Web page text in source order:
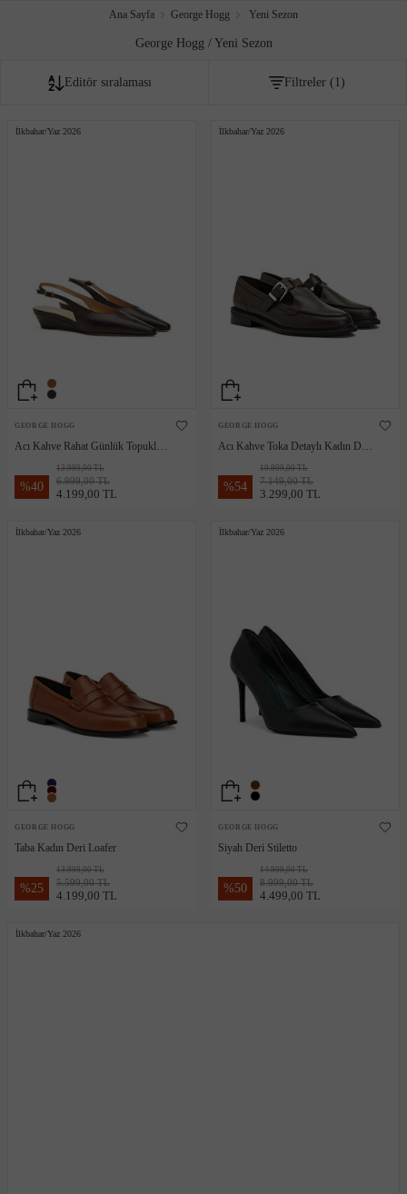
Ana Sayfa George Hogg Yeni Sezon
George Hogg / Yeni Sezon
Editör sıralaması
Akıllı sıralama
Yeni Eklenenler
Filtreler(1)
İlkbahar/Yaz 2026
GEORGE HOGG
Acı Kahve Rahat Günlük Topuklu
%40
13.999,00 TL
6.999,00 TL
4.199,00 TL
İlkbahar/Yaz 2026
GEORGE HOGG
Acı Kahve Toka Detaylı Kadın Deri
%54
10.999,00 TL
7.149,00 TL
3.299,00 TL
İlkbahar/Yaz 2026
GEORGE HOGG
Taba Kadın Deri Loafer
%25
13.999,00 TL
5.599,00 TL
4.199,00 TL
İlkbahar/Yaz 2026
GEORGE HOGG
Siyah Deri Stiletto
%50
14.999,00 TL
8.999,00 TL
4.499,00 TL
İlkbahar/Yaz 2026